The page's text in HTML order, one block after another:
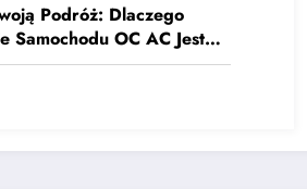
Podróż: Dlaczego
Samochodu OC AC Jest